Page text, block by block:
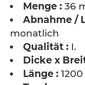
Menge : 36
Abnahme /
monatlich
Qualität : I.
Dicke x
Länge :